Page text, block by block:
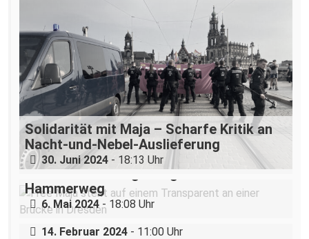
Solidarität mit Maja – Scharfe Kritik an
Nacht-und-Nebel-Auslieferung
30. Juni 2024 - 18:13 Uhr
Solidaritätskundgebung an der JVA-
Hammerweg
6. Mai 2024 - 18:08 Uhr
11. Februar 2024: Diese Stadt hat Nazis
nicht satt.
14. Februar 2024 - 11:00 Uhr